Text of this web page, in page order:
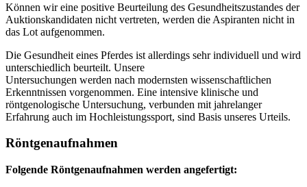
Können wir eine positive Beurteilung des Gesundheitszustandes der
Auktionskandidaten nicht vertreten, werden die Aspiranten nicht in
das Lot aufgenommen.
Die Gesundheit eines Pferdes ist allerdings sehr individuell und wird
unterschiedlich beurteilt. Unsere
Untersuchungen werden nach modernsten wissenschaftlichen
Erkenntnissen vorgenommen. Eine intensive klinische und
röntgenologische Untersuchung, verbunden mit jahrelanger
Erfahrung auch im Hochleistungssport, sind Basis unseres Urteils.
Röntgenaufnahmen
Folgende Röntgenaufnahmen werden angefertigt: